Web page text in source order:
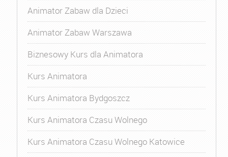
Animator Zabaw dla Dzieci
Animator Zabaw Warszawa
Biznesowy Kurs dla Animatora
Kurs Animatora
Kurs Animatora Bydgoszcz
Kurs Animatora Czasu Wolnego
Kurs Animatora Czasu Wolnego Katowice